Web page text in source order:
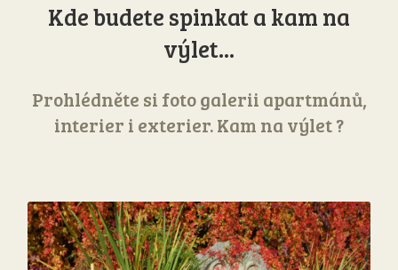
Kde budete spinkat a kam na
výlet...
Prohlédněte si foto galerii apartmánů,
interier i exterier. Kam na výlet ?